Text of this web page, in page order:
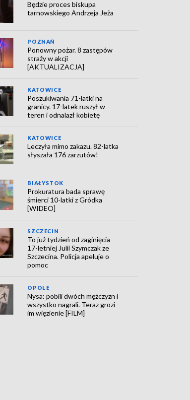
Będzie proces biskupa
tarnowskiego Andrzeja Jeża
POZNAŃ
Ponowny pożar. 8 zastępów
straży w akcji
[AKTUALIZACJA]
KATOWICE
Poszukiwania 71-latki na
granicy. 17-latek ruszył w
teren i odnalazł kobietę
KATOWICE
Leczyła mimo zakazu. 82-latka
słyszała 176 zarzutów!
BIAŁYSTOK
Prokuratura bada sprawę
śmierci 10-latki z Gródka
[WIDEO]
SZCZECIN
To już tydzień od zaginięcia
17-letniej Julii Szymczak ze
Szczecina. Policja apeluje o
pomoc
OPOLE
Nysa: pobili dwóch mężczyzn i
wszystko nagrali. Teraz grozi
im więzienie [FILM]